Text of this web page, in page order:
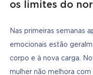
os limites do
Nas primeiras semanas
emocionais estão
corpo e à nova carga.
mulher não melhora